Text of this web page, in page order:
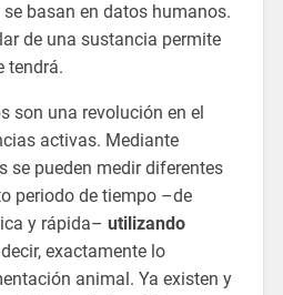
basan en datos humanos.
de una sustancia permite
tendrá.
son una revolución en el
activas. Mediante
se pueden medir diferentes
periodo de tiempo –de
y rápida– utilizando
exactamente lo
animal. Ya existen y